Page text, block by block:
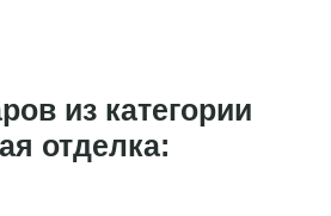
из категории
отделка: